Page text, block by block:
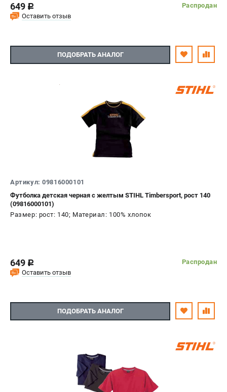
649 c
Распродан
Оставить отзыв
ПОДОБРАТЬ АНАЛОГ
Артикул: 09816000101
Футболка детская черная с желтым STIHL Timbersport, рост 140
(09816000101)
Размер: рост: 140; Материал: 100% хлопок
649 c
Распродан
Оставить отзыв
ПОДОБРАТЬ АНАЛОГ